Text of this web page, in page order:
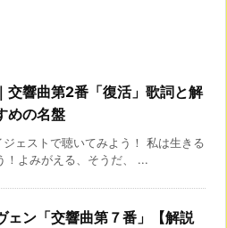
交響曲第2番「復活」歌詞と解
めの名盤
ジェストで聴いてみよう！ 私は生きる
！よみがえる、そうだ、 ...
ェン「交響曲第７番」【解説